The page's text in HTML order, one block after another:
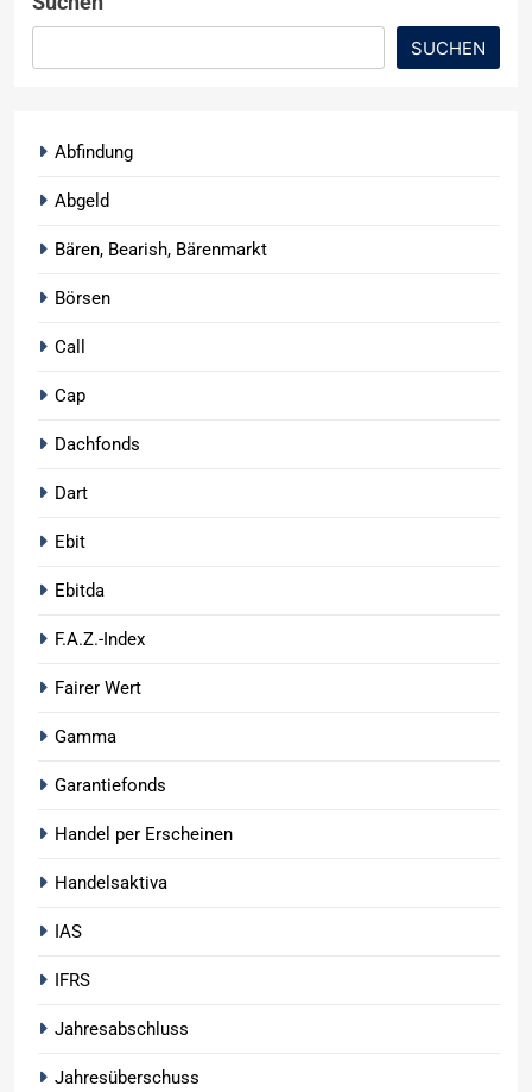
SUCHEN
Abfindung
Abgeld
Bären, Bearish, Bärenmarkt
Börsen
Call
Cap
Dachfonds
Dart
Ebit
Ebitda
F.A.Z.-Index
Fairer Wert
Gamma
Garantiefonds
Handel per Erscheinen
Handelsaktiva
IAS
IFRS
Jahresabschluss
Jahresüberschuss